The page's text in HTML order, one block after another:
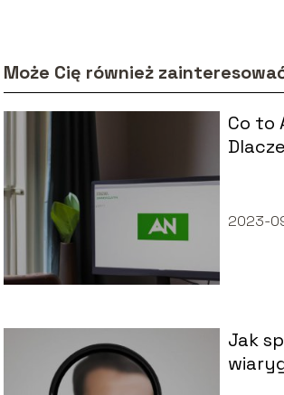
Może Cię również
Co to
2023-
Jak